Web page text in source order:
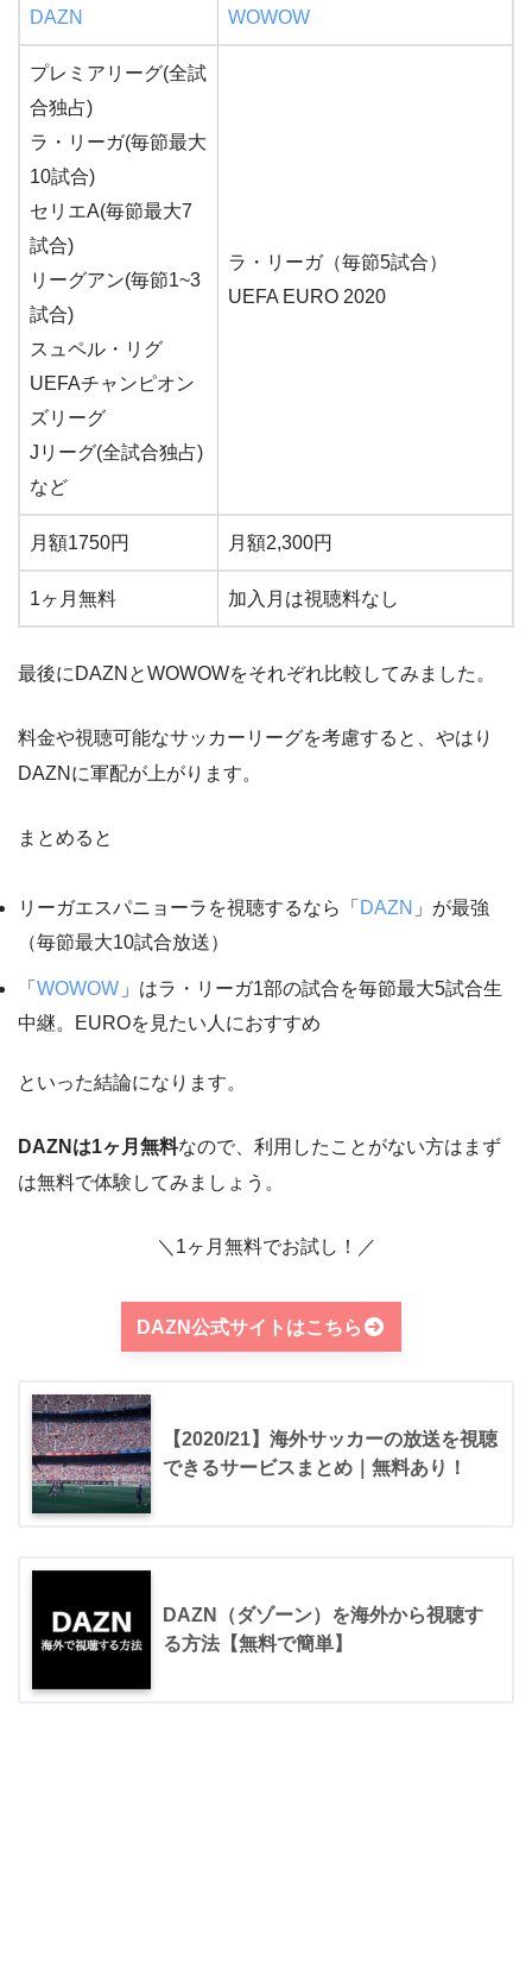
DAZN WOWOW
プレミアリーグ(全試
合独占)
ラ・リーガ(毎節最大
10試合)
セリエA(毎節最大7
試合)
リーグアン(毎節1~3
試合)
スュペル・リグ
UEFAチャンピオン
ズリーグ
Jリーグ(全試合独占)
など
ラ・リーガ（毎節5試合）
UEFA EURO 2020
月額1750円 月額2,300円
1ヶ月無料 加入月は視聴料なし
最後にDAZNとWOWOWをそれぞれ比較してみました。
料金や視聴可能なサッカーリーグを考慮すると、やはり
DAZNに軍配が上がります。
まとめると
リーガエスパニョーラを視聴するなら「 DAZN 」が最強
（毎節最大10試合放送）
「 WOWOW 」はラ・リーガ1部の試合を毎節最大5試合生
中継。EUROを見たい人におすすめ
といった結論になります。
DAZNは1ヶ月無料なので、利用したことがない方はまず
は無料で体験してみましょう。
＼1ヶ月無料でお試し！／
DAZN公式サイトはこちら
【2020/21】海外サッカーの放送を視聴
できるサービスまとめ｜無料あり！
DAZN（ダゾーン）を海外から視聴す
る方法【無料で簡単】